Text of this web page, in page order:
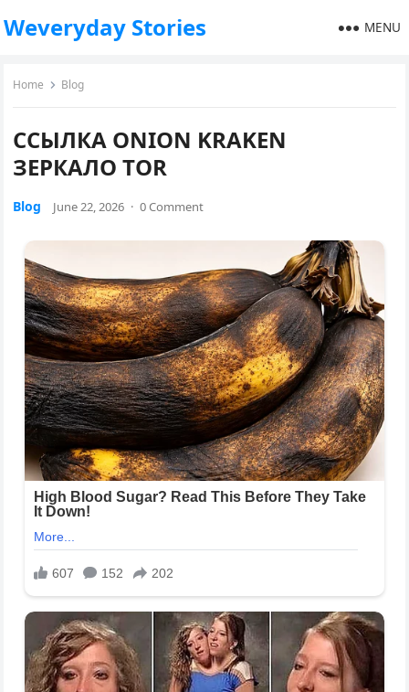
Weveryday Stories MENU
Home Blog
ССЫЛКА ONION KRAKEN
ЗЕРКАЛО TOR
Blog June 22, 2026 · 0 Comment